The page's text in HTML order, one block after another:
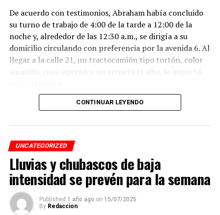
De acuerdo con testimonios, Abraham había concluido
su turno de trabajo de 4:00 de la tarde a 12:00 de la
noche y, alrededor de las 12:30 a.m., se dirigía a su
domicilio circulando con preferencia por la avenida 6. Al
llegar a la calle 21, un tractocamión tipo tortón, color
amarillo, cuyo operador no respetó el alto, lo impactó
El conductor, identificado como Adán “N.”, de
fue interceptado por taxistas y jóvenes del Modelogar
en la avenida 12, entre calles 7 y 9, en la colonia Centro,
cuando se dirigía a descargar mercancía en el mercado
Revolución.
Pese a que el presunto responsable fue detenido,
familiares de la víctima denuncian que la investigación
fue manipulada.
CONTINUAR LEYENDO
UNCATEGORIZED
Lluvias y chubascos de baja
intensidad se prevén para la semana
Published 1 año ago on 15/07/2025
By Redaccion